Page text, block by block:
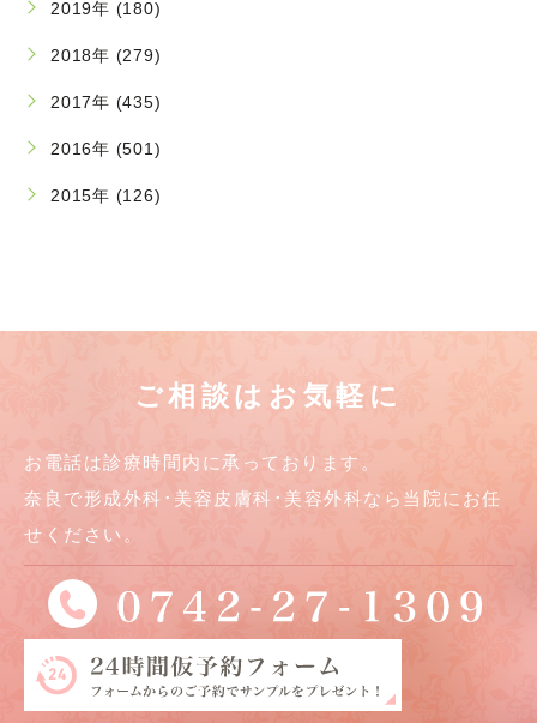
2019年 (180)
2018年 (279)
2017年 (435)
2016年 (501)
2015年 (126)
ご相談はお気軽に
お電話は診療時間内に承っております。
奈良で形成外科･美容皮膚科･美容外科なら当院にお任
せください。